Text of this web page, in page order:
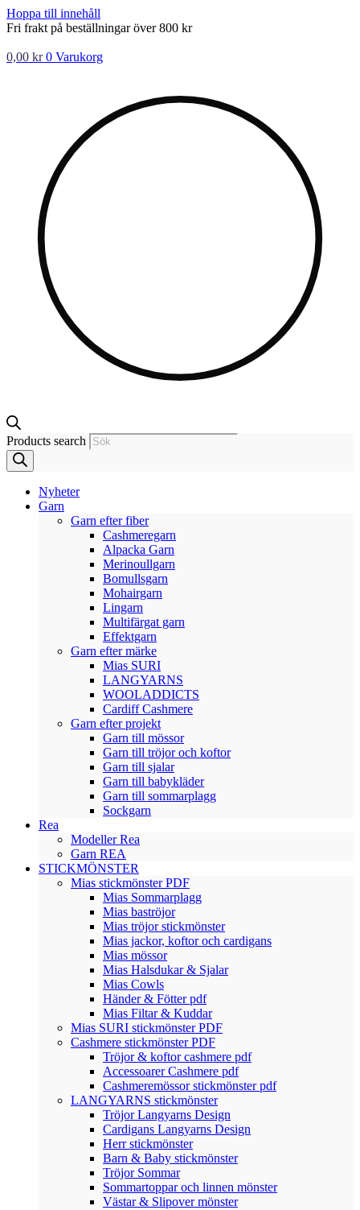
Hoppa till innehåll
Fri frakt på beställningar över 800 kr
0,00 kr 0 Varukorg
Products search
Nyheter
Garn
Garn efter fiber
Cashmeregarn
Alpacka Garn
Merinoullgarn
Bomullsgarn
Mohairgarn
Lingarn
Multifärgat garn
Effektgarn
Garn efter märke
Mias SURI
LANGYARNS
WOOLADDICTS
Cardiff Cashmere
Garn efter projekt
Garn till mössor
Garn till tröjor och koftor
Garn till sjalar
Garn till babykläder
Garn till sommarplagg
Sockgarn
Rea
Modeller Rea
Garn REA
STICKMÖNSTER
Mias stickmönster PDF
Mias Sommarplagg
Mias baströjor
Mias tröjor stickmönster
Mias jackor, koftor och cardigans
Mias mössor
Mias Halsdukar & Sjalar
Mias Cowls
Händer & Fötter pdf
Mias Filtar & Kuddar
Mias SURI stickmönster PDF
Cashmere stickmönster PDF
Tröjor & koftor cashmere pdf
Accessoarer Cashmere pdf
Cashmeremössor stickmönster pdf
LANGYARNS stickmönster
Tröjor Langyarns Design
Cardigans Langyarns Design
Herr stickmönster
Barn & Baby stickmönster
Tröjor Sommar
Sommartoppar och linnen mönster
Västar & Slipover mönster